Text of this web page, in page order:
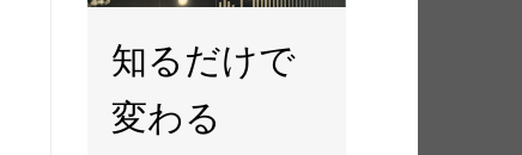
知るだけで
変わる